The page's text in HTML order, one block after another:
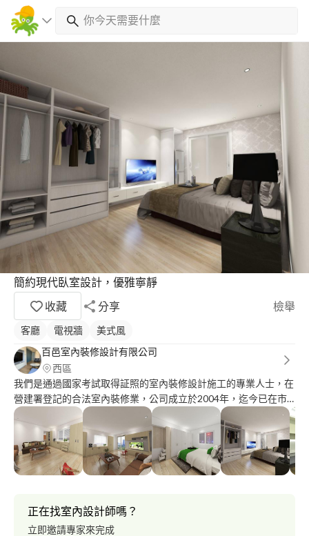
簡約現代臥室設計，優雅寧靜
收藏
分享 檢舉
客廳 電視牆
美式風
百邑室內裝修設計有限公司
西區
我們是通過國家考試取得証照的室內裝修設計施工的專業人士，在
營建署登記的合法室內裝修業，公司成立於2004年，迄今已在市
場上承包過無數工程實績，我們不是最好的，但是我們面對每位業
主的託付都盡全力做到更好！ 好設計是用做的，不是用說的，給
我一個機會我將幫您的預算發揮最大的效益。
正在找室內設計師嗎？
立即邀請專家來完成